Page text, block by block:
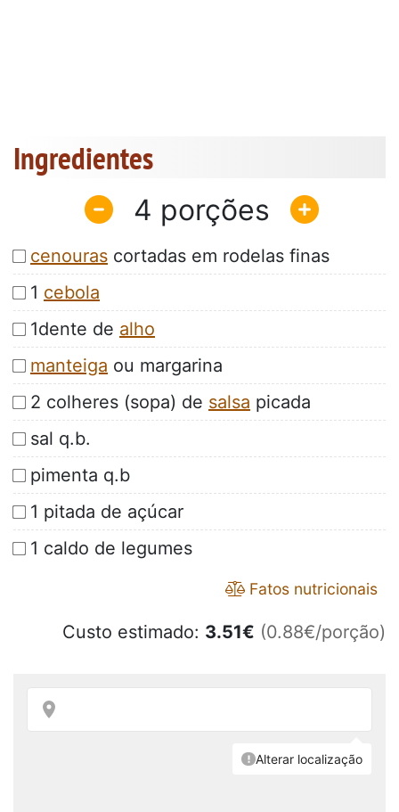
Ingredientes
4
cenouras cortadas em rodelas finas
1 cebola
1dente de alho
manteiga ou margarina
2 colheres (sopa) de salsa picada
sal q.b.
pimenta q.b
1 pitada de açúcar
1 caldo de legumes
Fatos nutricionais
Custo estimado: 3.51€ (0.88€/porção)